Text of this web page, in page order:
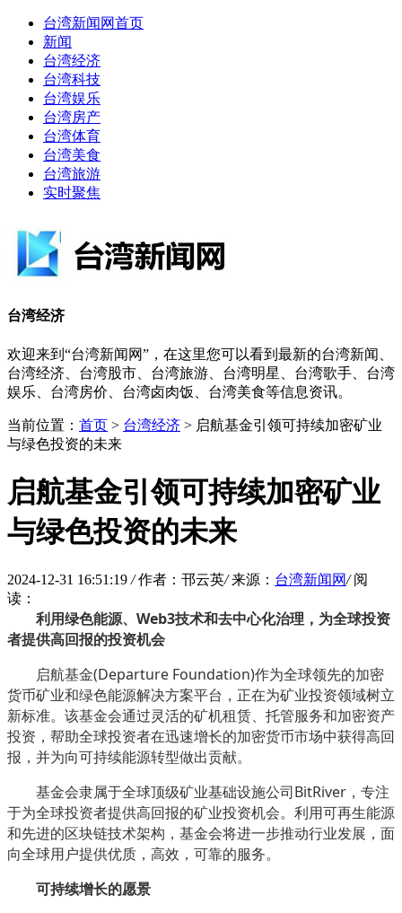
台湾新闻网首页
新闻
台湾经济
台湾科技
台湾娱乐
台湾房产
台湾体育
台湾美食
台湾旅游
实时聚焦
台湾经济
欢迎来到“台湾新闻网”，在这里您可以看到最新的台湾新闻、
台湾经济、台湾股市、台湾旅游、台湾明星、台湾歌手、台湾
娱乐、台湾房价、台湾卤肉饭、台湾美食等信息资讯。
当前位置： 首页 > 台湾经济 > 启航基金引领可持续加密矿业
与绿色投资的未来
启航基金引领可持续加密矿业
与绿色投资的未来
2024-12-31 16:51:19/ 作者：邗云英/ 来源： 台湾新闻网/ 阅
读：
利用绿色能源、Web3技术和去中心化治理，为全球投资
者提供高回报的投资机会
启航基金(Departure Foundation)作为全球领先的加密
货币矿业和绿色能源解决方案平台，正在为矿业投资领域树立
新标准。该基金会通过灵活的矿机租赁、托管服务和加密资产
投资，帮助全球投资者在迅速增长的加密货币市场中获得高回
报，并为向可持续能源转型做出贡献。
基金会隶属于全球顶级矿业基础设施公司BitRiver，专注
于为全球投资者提供高回报的矿业投资机会。利用可再生能源
和先进的区块链技术架构，基金会将进一步推动行业发展，面
向全球用户提供优质，高效，可靠的服务。
可持续增长的愿景